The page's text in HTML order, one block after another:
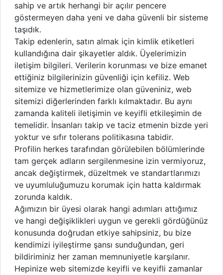
sahip ve artık herhangi bir açılır pencere
göstermeyen daha yeni ve daha güvenli bir sisteme
taşıdık.
Takip edenlerin, satın almak için kimlik etiketleri
kullandığına dair şikayetler aldık. Üyelerimizin
iletişim bilgileri. Verilerin korunması ve bize emanet
ettiğiniz bilgilerinizin güvenliği için kefiliz. Web
sitemize ve hizmetlerimize olan güveniniz, web
sitemizi diğerlerinden farklı kılmaktadır. Bu aynı
zamanda kaliteli iletişimin ve keyifli etkileşimin de
temelidir. İnsanları takip ve taciz etmenin bizde yeri
yoktur ve sıfır tolerans politikasına tabidir.
Profilin herkes tarafından görülebilen bölümlerinde
tam gerçek adların sergilenmesine izin vermiyoruz,
ancak değiştirmek, düzeltmek ve standartlarımızı
ve uyumluluğumuzu korumak için hatta kaldırmak
zorunda kaldık.
Ağımızın bir üyesi olarak hangi adımları attığımız
ve hangi değişiklikleri uygun ve gerekli gördüğünüz
konusunda doğrudan etkiye sahipsiniz, bu bize
kendimizi iyileştirme şansı sunduğundan, geri
bildiriminiz her zaman memnuniyetle karşılanır.
Hepinize web sitemizde keyifli ve keyifli zamanlar